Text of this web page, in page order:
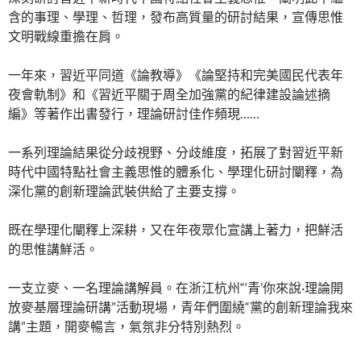
含的事理、學理、哲理，發布高質量的研討結果，宣傳思惟
文明戰線重擔在肩。
一年來，習近平同道《論教導》《論堅持和完美國民代表年
夜會軌制》和《習近平關于周全加強黨的紀律建設論述摘
編》等著作出書發行，理論研討佳作頻現……
一系列理論結果從分歧視野、分歧維度，拓展了對習近平新
時代中國特點社會主義思惟的體系化、學理化研討闡釋，為
深化黨的創新理論武裝供給了主要支撐。
既在學理化闡釋上深耕，又在年夜眾化宣講上著力，把鮮活
的思惟講鮮活。
一支立麥、一名理論講解員。在浙江杭州“‘青’你來說·理論開
放麥基層理論研講”活動現場，青年們圍繞“黨的創新理論我來
講”主題，開麥暢言，氣氛非分特別熱烈。